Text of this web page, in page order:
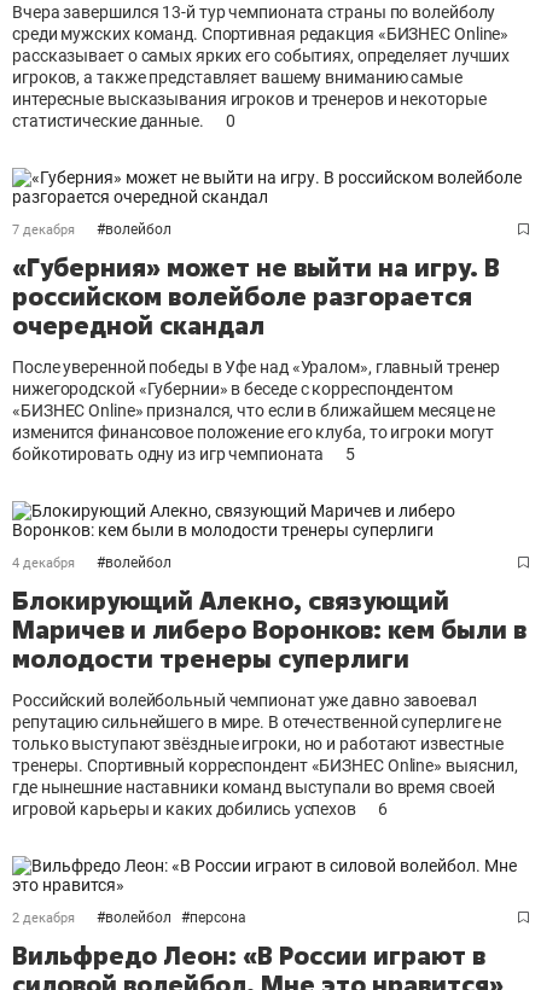
Вчера завершился 13-й тур чемпионата страны по волейболу
среди мужских команд. Спортивная редакция «БИЗНЕС Online»
рассказывает о самых ярких его событиях, определяет лучших
игроков, а также представляет вашему вниманию самые
интересные высказывания игроков и тренеров и некоторые
статистические данные.
0
7 декабря #волейбол
«Губерния» может не выйти на игру. В
российском волейболе разгорается
очередной скандал
После уверенной победы в Уфе над «Уралом», главный тренер
нижегородской «Губернии» в беседе с корреспондентом
«БИЗНЕС Online» признался, что если в ближайшем месяце не
изменится финансовое положение его клуба, то игроки могут
бойкотировать одну из игр чемпионата
5
4 декабря #волейбол
Блокирующий Алекно, связующий
Маричев и либеро Воронков: кем были в
молодости тренеры суперлиги
Российский волейбольный чемпионат уже давно завоевал
репутацию сильнейшего в мире. В отечественной суперлиге не
только выступают звёздные игроки, но и работают известные
тренеры. Спортивный корреспондент «БИЗНЕС Online» выяснил,
где нынешние наставники команд выступали во время своей
игровой карьеры и каких добились успехов
6
2 декабря #волейбол #персона
Вильфредо Леон: «В России играют в